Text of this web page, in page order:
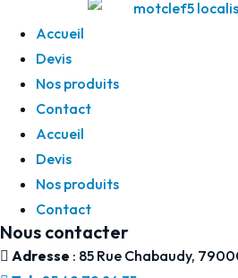
Accueil
Devis
Nos produits
Contact
Accueil
Devis
Nos produits
Contact
Nous contacter
Adresse : 85 Rue Chabaudy,